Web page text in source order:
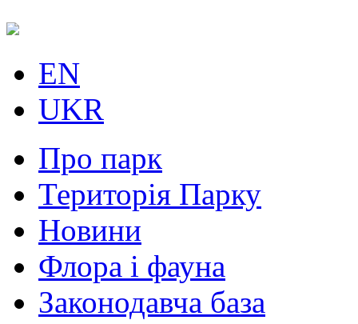
EN
UKR
Про парк
Територія Парку
Новини
Флора і фауна
Законодавча база